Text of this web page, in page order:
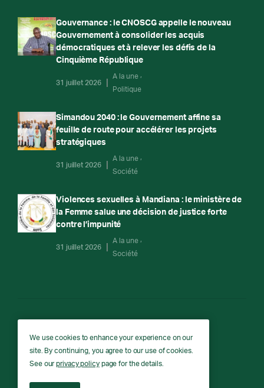
Gouvernance : le CNOSCG appelle le nouveau
Gouvernement à consolider les acquis
démocratiques et à relever les défis de la
Cinquième République
31 juillet 2026
A la une
Politique
Simandou 2040 : le Gouvernement affine sa
feuille de route pour accélérer les projets
stratégiques
31 juillet 2026
A la une
Société
Violences sexuelles à Mandiana : le ministère de
la Femme salue une décision de justice forte
contre l’impunité
31 juillet 2026
A la une
Société
RTG
RTG © Copyright 2026 - All rights reserved.
We use cookies to enhance your experience on our
site. By continuing, you agree to our use of cookies.
See ourprivacy policypage for the details.